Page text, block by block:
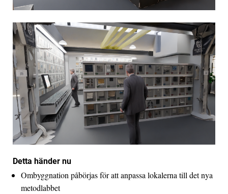
Detta händer nu
Ombyggnation påbörjas för att anpassa lokalerna till det nya
metodlabbet